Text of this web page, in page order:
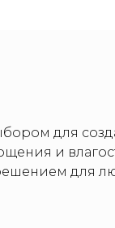
для
и
для